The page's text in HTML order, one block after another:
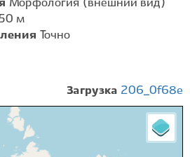
Морфология (внешний вид)
м
Точно
Загрузка 206_0f68e